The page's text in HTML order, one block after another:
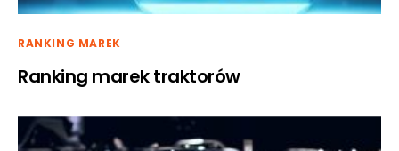
RANKING MAREK
Ranking marek traktorów